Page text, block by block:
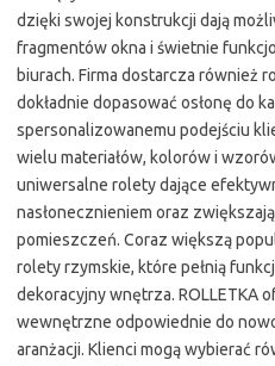
dzięki swojej konstrukcji dają
fragmentów okna i świetnie
biurach. Firma dostarcza również
dokładnie dopasować osłonę do
spersonalizowanemu podejściu
wielu materiałów, kolorów i
uniwersalne rolety dające
nasłonecznieniem oraz
pomieszczeń. Coraz większą
rolety rzymskie, które pełnią
dekoracyjny wnętrza. ROLLETKA
wewnętrzne odpowiednie do
aranżacji. Klienci mogą wybierać